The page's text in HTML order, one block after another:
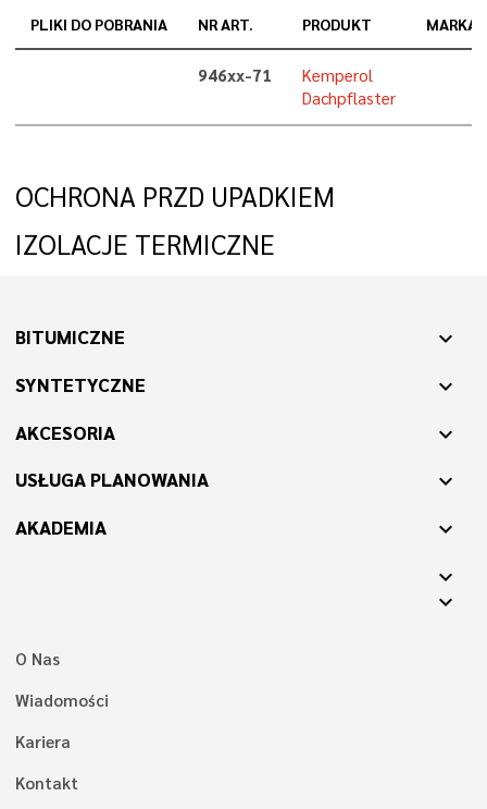
PLIKI DO POBRANIA NR ART. PRODUKT MARKA
946xx-71
Kemperol
Dachpflaster
OCHRONA PRZD UPADKIEM
IZOLACJE TERMICZNE
BITUMICZNE expand_more
SYNTETYCZNE expand_more
AKCESORIA expand_more
USŁUGA PLANOWANIA expand_more
AKADEMIA
expand_more
expand_more
expand_more
O Nas
Wiadomości
Kariera
Kontakt